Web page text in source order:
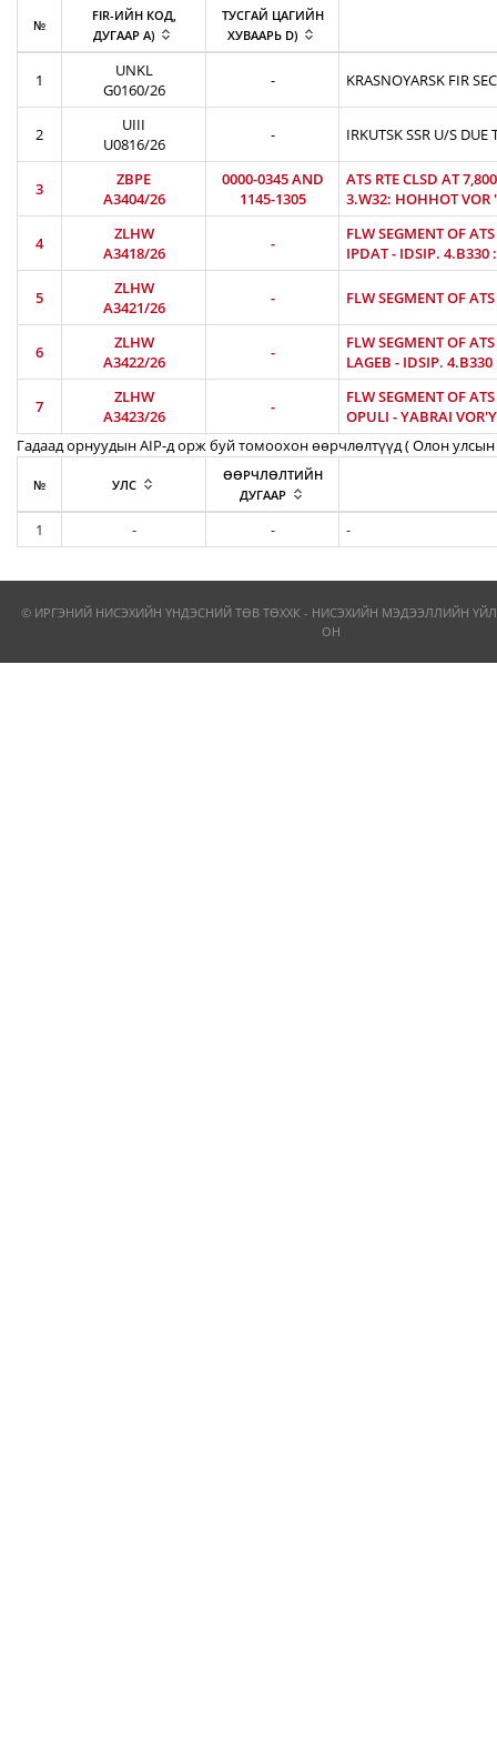
№
FIR-ИЙН КОД,
ДУГААР A)
ТУСГАЙ ЦАГИЙН
ХУВААРЬ D)
1
UNKL
G0160/26
- KRASNOYARSK FIR
2
UIII
U0816/26
- IRKUTSK SSR U/S DUE
3
ZBPE
A3404/26
0000-0345 AND
1145-1305
ATS RTE CLSD AT
3.W32: HOHHOT VOR
4
ZLHW
A3418/26
-
FLW SEGMENT OF
IPDAT - IDSIP. 4.B330
5
ZLHW
A3421/26
- FLW SEGMENT OF
6
ZLHW
A3422/26
-
FLW SEGMENT OF
LAGEB - IDSIP.
7
ZLHW
A3423/26
-
FLW SEGMENT OF
OPULI - YABRAI
Гадаад орнуудын AIP-д орж буй томоохон өөрчлөлтүүд ( Олон улсын
№ УЛС
ӨӨРЧЛӨЛТИЙН
ДУГААР
1 - - -
© ИРГЭНИЙ НИСЭХИЙН ҮНДЭСНИЙ ТӨВ ТӨХХК - НИСЭХИЙН МЭДЭЭЛЛИЙН
ОН